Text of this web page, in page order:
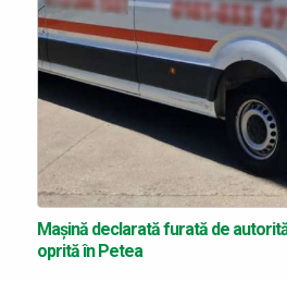
Mașină declarată furată de
oprită în Petea